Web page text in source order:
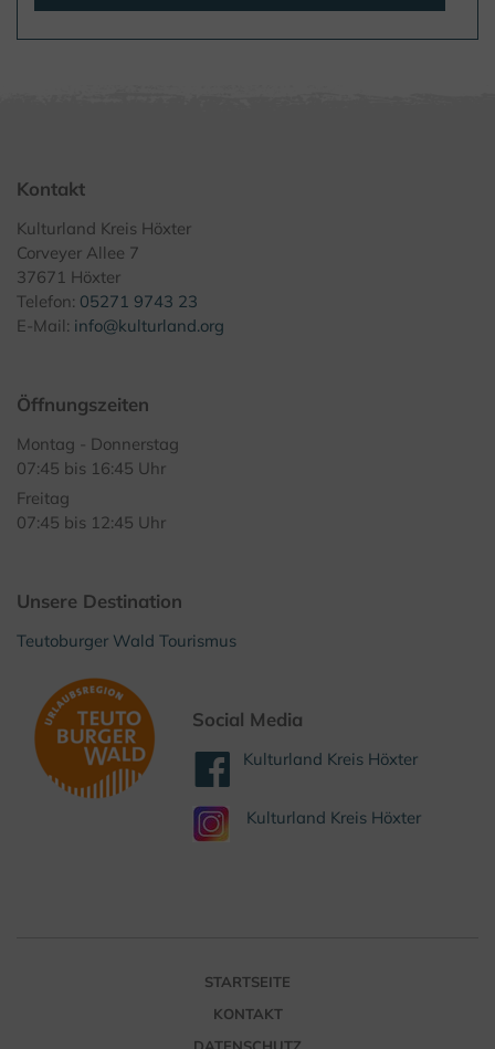
Kontakt
Kulturland Kreis Höxter
Corveyer Allee 7
37671 Höxter
Telefon: 05271 9743 23
E-Mail: info@kulturland.org
Öffnungszeiten
Montag - Donnerstag
07:45 bis 16:45 Uhr
Freitag
07:45 bis 12:45 Uhr
Unsere Destination
Teutoburger Wald Tourismus
Social Media
Kulturland Kreis Höxter
Kulturland Kreis Höxter
STARTSEITE
KONTAKT